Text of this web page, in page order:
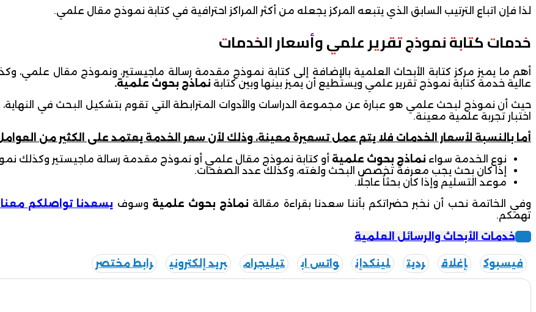
لذا فإن اتباع الترتيب السابق الذي يتبعه المركز يجعله من أكثر المراكز احترافية في كتابة نموذج مقال علمي.
خدماتكتابة نموذج تقرير علمي وأسعار الخدمات
أهم ما يميز مركز كتابة الأبحاث العلمية بالإضافة إلى كتابة نموذج مقدمة رسالة ماجيستير، ونموذج مقال علمي،
عالية خدمة كتابة نموذج تقرير علمي ويستطيع أن يميز بينها وبين كتابة نماذج بحوث علمية.
حيث أن نموذج لبحث علمي هو عبارة عن مجموعة الدراسات والأدوات المترابطة التي تقوم بتشكيل البحث في
اختبار تجربة علمية معينة.
أما بالنسبة لأسعار الخدمات فلا يتم عمل تسعيرة معينة، وذلك لأن سعر الخدمة يعتمد على الكثير من
نوع الخدمة سواء نماذج بحوث علمية أو كتابة نموذج مقال علمي أو نموذج مقدمة رسالة ماجيستير وكذلك
إذا كان بحث يجب معرفة تخصص البحث ولغته، وكذلك عدد الصفحات.
موعد التسليم وإذا كان بحثاُ عاجلُا.
وفي الخاتمة نحب أن نخبر حضراتكم بأننا سعدنا بقراءة مقالة نماذج بحوث علمية وسوف يسعدنا تواصلكم معنا
تهمكم.
خدمات الأبحاث والرسائل العلمية
فيسبوك إغلاق رديت لينكدإن واتس اب تيليجرام بريد إلكتروني رابط مختصر